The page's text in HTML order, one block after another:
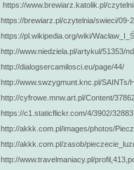
https://www.brewiarz.katolik.pl/
https://brewiarz.pl/czytelnia/swieci/09-
https://pl.wikipedia.org/wiki/
http://www.niedziela.pl/artykul/51353/
http://dialogsercamilosci.eu/page/44/
http://www.swzygmunt.knc.pl/
http://cyfrowe.mnw.art.pl/Content/
https://c1.staticflickr.com/4/3902/
http://akkk.com.pl/images/photos/
http://akkk.com.pl/zasob/
http://www.travelmaniacy.pl/